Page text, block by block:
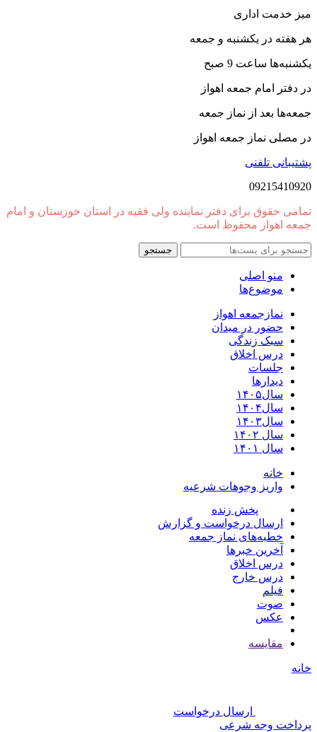
میز خدمت اداری
هر هفته در یکشنبه و جمعه
یکشنبه‌ها ساعت 9 صبح
در دفتر امام جمعه اهواز
جمعه‌ها بعد از نماز جمعه
در مصلی نماز جمعه اهواز
پشتیبانی تلفنی
09215410920
تمامی حقوق برای دفتر نماینده ولی فقیه در استان خوزستان و امام
جمعه اهواز محفوظ است.
جستجو
منو اصلی
موضوع‌ها
نمازجمعه اهواز
حضور در میدان
سبک زندگی
درس اخلاق
جلسات
دیدارها
سال۱۴۰۵
سال۱۴۰۴
سال۱۴۰۳
سال ۱۴۰۲
سال ۱۴۰۱
خانه
واریز وجوهات شرعیه
پخش زنده
ارسال درخواست و گزارش
خطبه‌های نماز جمعه
آخرین خبرها
درس اخلاق
درس خارج
فیلم
صوت
عکس
مقايسه
خانه
ارسال درخواست
پرداخت وجه شرعی